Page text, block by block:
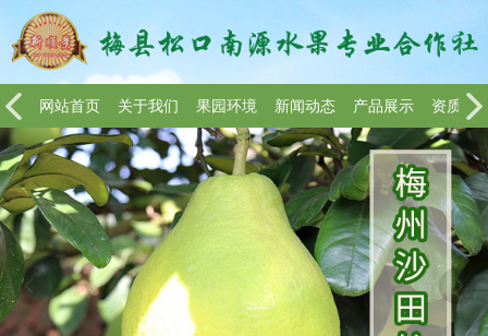
网站首页 关于我们 果园环境 新闻动态 产品展示 资质荣